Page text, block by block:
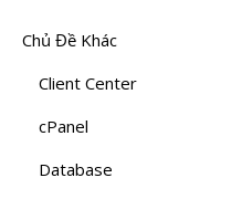
Chủ Đề Khác
Client Center
cPanel
Database